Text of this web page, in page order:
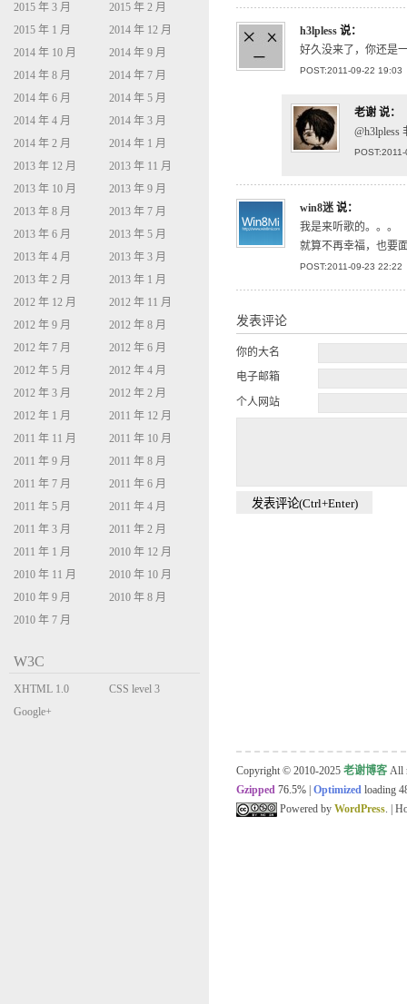
h3lpless 说：
好久没来了，你还是
POST:2011-09-22 19:03
老谢 说：
@h3lpless
win8迷说：
我是来听歌的。。。
就算不再幸福，也要
POST:2011-09-23 22:22
发表评论
你的大名
电子邮箱
个人网站
2015 年 3 月
2015 年 2 月
2015 年 1 月
2014 年 12 月
2014 年 10 月
2014 年 9 月
2014 年 8 月
2014 年 7 月
2014 年 6 月
2014 年 5 月
2014 年 4 月
2014 年 3 月
2014 年 2 月
2014 年 1 月
2013 年 12 月
2013 年 11 月
2013 年 10 月
2013 年 9 月
2013 年 8 月
2013 年 7 月
2013 年 6 月
2013 年 5 月
2013 年 4 月
2013 年 3 月
2013 年 2 月
2013 年 1 月
2012 年 12 月
2012 年 11 月
2012 年 9 月
2012 年 8 月
2012 年 7 月
2012 年 6 月
2012 年 5 月
2012 年 4 月
2012 年 3 月
2012 年 2 月
2012 年 1 月
2011 年 12 月
2011 年 11 月
2011 年 10 月
2011 年 9 月
2011 年 8 月
2011 年 7 月
2011 年 6 月
2011 年 5 月
2011 年 4 月
2011 年 3 月
2011 年 2 月
2011 年 1 月
2010 年 12 月
2010 年 11 月
2010 年 10 月
2010 年 9 月
2010 年 8 月
2010 年 7 月
W3C
XHTML 1.0
Transitional
CSS level 3
Google+
Copyright © 2010-2025 老谢博客 All
Gzipped 76.5% Optimized loading
Powered by WordPress. |